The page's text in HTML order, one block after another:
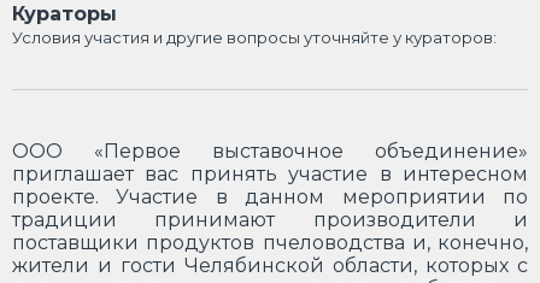
Кураторы
Условия участия и другие вопросы уточняйте у кураторов:
ООО «Первое выставочное объединение»
приглашает вас принять участие в интересном
проекте. Участие в данном мероприятии по
традиции принимают производители и
поставщики продуктов пчеловодства и, конечно,
жители и гости Челябинской области, которых с